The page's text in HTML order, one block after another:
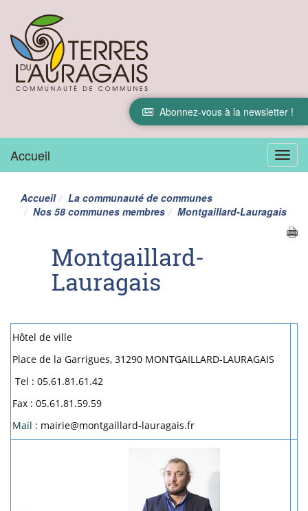
Abonnez-vous à la newsletter !
Menu
Accueil
Accueil
La communauté de communes
Nos 58 communes membres
Montgaillard-Lauragais
Montgaillard-
Lauragais
Hôtel de ville
Place de la Garrigues, 31290 MONTGAILLARD-LAURAGAIS
Tel : 05.61.81.61.42
Fax : 05.61.81.59.59
Mail : mairie@montgaillard-lauragais.fr